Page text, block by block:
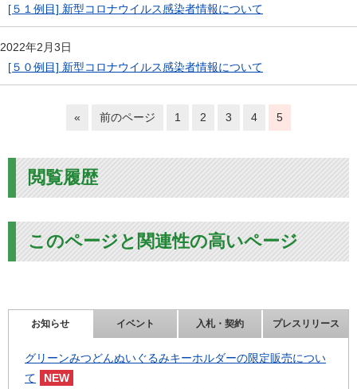
[５１例目] 新型コロナウイルス感染者情報について
2022年2月3日
[５０例目] 新型コロナウイルス感染者情報について
« 前のページ 1 2 3 4 5
閲覧履歴
このページと関連性の高いページ
お知らせ イベント 入札・契約 プレスリリース
グリーンみつどんぬいぐるみキーホルダーの限定販売につい
て